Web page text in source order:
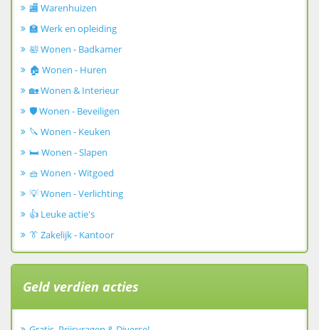
🏬 Warenhuizen
🏫 Werk en opleiding
🛀 Wonen - Badkamer
🏠 Wonen - Huren
🏡 Wonen & Interieur
🛡️ Wonen - Beveiligen
🔪 Wonen - Keuken
🛏️ Wonen - Slapen
🧺 Wonen - Witgoed
💡 Wonen - Verlichting
👍 Leuke actie's
👔 Zakelijk - Kantoor
Geld verdien acties